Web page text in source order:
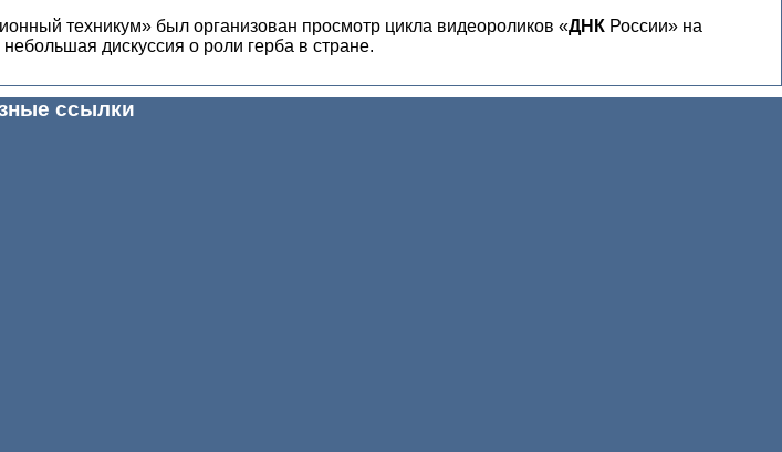
техникум» был организован просмотр цикла видеороликов «ДНК России» на
дискуссия о роли герба в стране.
ссылки